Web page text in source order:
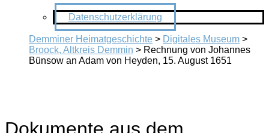
Datenschutzerklärung
Demminer Heimatgeschichte > Digitales Museum >
Broock, Altkreis Demmin > Rechnung von Johannes
Bünsow an Adam von Heyden, 15. August 1651